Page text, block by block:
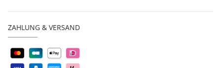
ZAHLUNG & VERSAND